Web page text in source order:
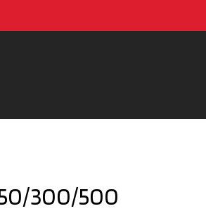
300/500